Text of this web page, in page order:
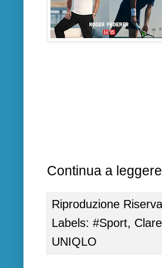
Continua a
Riproduzione
Labels: #Sport,
UNIQLO